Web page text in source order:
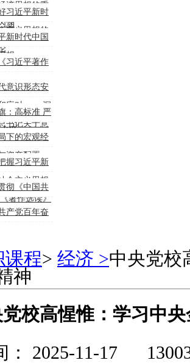
济思想的重
涵
习近平新时
主义思想的
新时代中国
想
习近平著作
意识形态安
应对 ——深
书记关于意
要论述
：高标准 严
平
下的宏观经
资产配置
握习近平新
会主义思想
著作选读》
体会
彻《中国共
产党百年奋
课程> 经济 >中央党校
神
校高惺惟：学习中
： 2025-11-17